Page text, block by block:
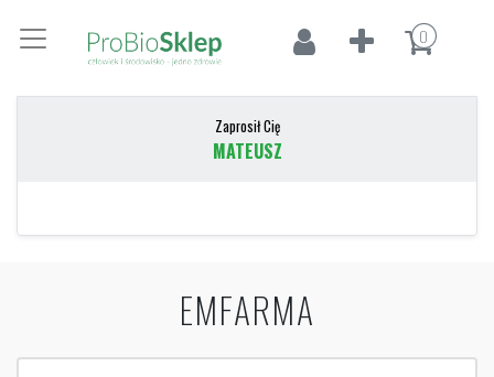
0
Zaprosił Cię
MATEUSZ
EMFARMA